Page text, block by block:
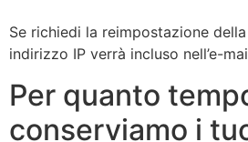
Se richiedi la reimpostazione
indirizzo IP verrà incluso nell’e-
Per quanto
conserviamo i